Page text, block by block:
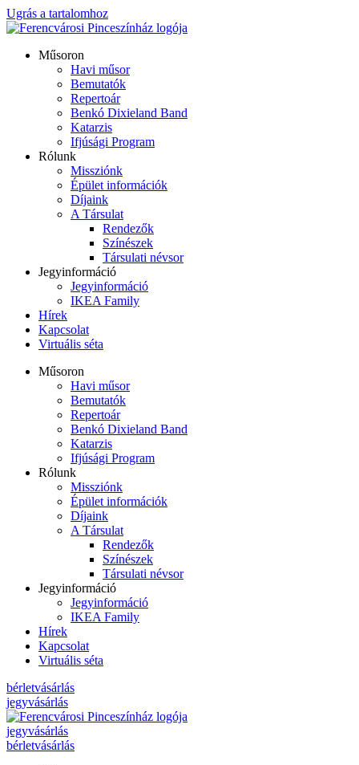
Ugrás a tartalomhoz
Műsoron
Havi műsor
Bemutatók
Repertoár
Benkó Dixieland Band
Katarzis
Ifjúsági Program
Rólunk
Missziónk
Épület információk
Díjaink
A Társulat
Rendezők
Színészek
Társulati névsor
Jegyinformáció
Jegyinformáció
IKEA Family
Hírek
Kapcsolat
Virtuális séta
Műsoron
Havi műsor
Bemutatók
Repertoár
Benkó Dixieland Band
Katarzis
Ifjúsági Program
Rólunk
Missziónk
Épület információk
Díjaink
A Társulat
Rendezők
Színészek
Társulati névsor
Jegyinformáció
Jegyinformáció
IKEA Family
Hírek
Kapcsolat
Virtuális séta
bérletvásárlás
jegyvásárlás
jegyvásárlás
bérletvásárlás